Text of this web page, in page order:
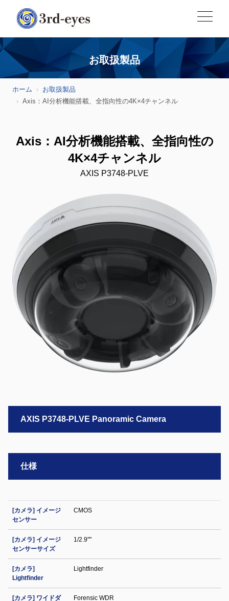
お取扱製品
ホーム
お取扱製品
Axis：AI分析機能搭載、全指向性の4K×4チャンネル
Axis：AI分析機能搭載、全指向性の
4K×4チャンネル
AXIS P3748-PLVE
AXIS P3748-PLVE Panoramic Camera
仕様
[カメラ] イメージ
センサー
CMOS
[カメラ] イメージ
センサーサイズ
1/2.9""
[カメラ]
Lightfinder
Lightfinder
[カメラ] ワイドダ
Forensic WDR